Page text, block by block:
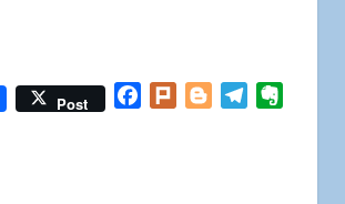
Post Facebook
Plurk BloggerTelegram